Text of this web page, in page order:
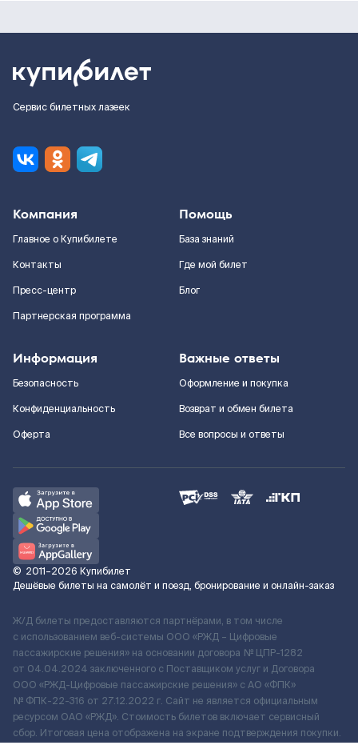
Сервис билетных лазеек
Компания
Главное о Купибилете
Контакты
Пресс-центр
Партнерская программа
Помощь
База знаний
Где мой билет
Блог
Информация
Безопасность
Конфиденциальность
Оферта
Важные ответы
Оформление и покупка
Возврат и обмен билета
Все вопросы и ответы
© 2011–2026 Купибилет
Дешёвые билеты на самолёт и поезд, бронирование и онлайн-заказ
Ж/Д билеты предоставляются партнёрами, в том числе
с использованием веб-системы ООО «РЖД – Цифровые
пассажирские решения» на основании договора № ЦПР-1282
от 04.04.2024 заключенного с Поставщиком услуг и Договора
ООО «РЖД-Цифровые пассажирские решения» c АО «ФПК»
№ ФПК-22-316 от 27.12.2022 г. Сайт не является официальным
ресурсом ОАО «РЖД». Стоимость билетов включает сервисный
сбор. Итоговая цена отображена на экране подтверждения покупки.